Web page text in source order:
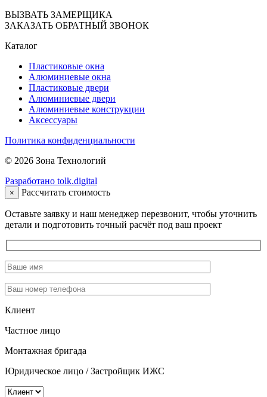
ВЫЗВАТЬ ЗАМЕРЩИКА
ЗАКАЗАТЬ ОБРАТНЫЙ ЗВОНОК
Каталог
Пластиковые окна
Алюминиевые окна
Пластиковые двери
Алюминиевые двери
Алюминиевые конструкции
Аксессуары
Политика конфиденциальности
© 2026 Зона Технологий
Разработано tolk.digital
× Рассчитать стоимость
Оставьте заявку и наш менеджер перезвонит, чтобы уточнить
детали и подготовить точный расчёт под ваш проект
Клиент
Частное лицо
Монтажная бригада
Юридическое лицо / Застройщик ИЖС